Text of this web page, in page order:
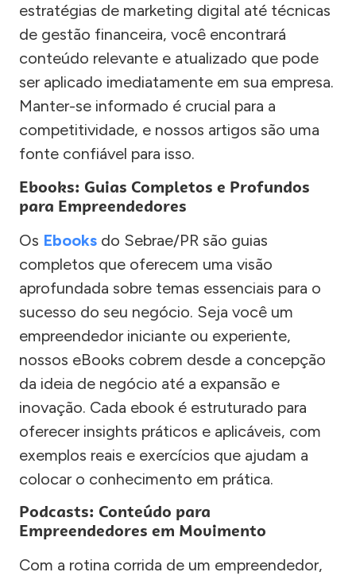
estratégias de marketing digital até técnicas
de gestão financeira, você encontrará
conteúdo relevante e atualizado que pode
ser aplicado imediatamente em sua empresa.
Manter-se informado é crucial para a
competitividade, e nossos artigos são uma
fonte confiável para isso.
Ebooks: Guias Completos e Profundos
para Empreendedores
Os Ebooks do Sebrae/PR são guias
completos que oferecem uma visão
aprofundada sobre temas essenciais para o
sucesso do seu negócio. Seja você um
empreendedor iniciante ou experiente,
nossos eBooks cobrem desde a concepção
da ideia de negócio até a expansão e
inovação. Cada ebook é estruturado para
oferecer insights práticos e aplicáveis, com
exemplos reais e exercícios que ajudam a
colocar o conhecimento em prática.
Podcasts: Conteúdo para
Empreendedores em Movimento
Com a rotina corrida de um empreendedor,